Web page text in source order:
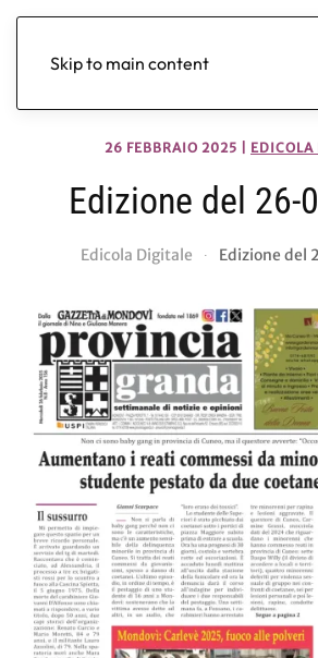
Skip to main content
26 FEBBRAIO 2025
Edizione del 26-
Edicola Digitale Edizione